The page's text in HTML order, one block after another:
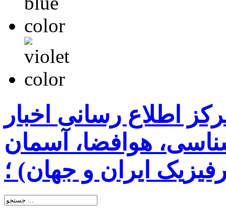
اطلاع رسانی اخبار
هوافضا، آسمان
ایران و جهان) ؛